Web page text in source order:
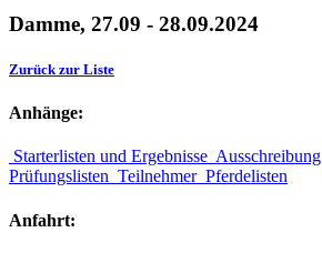
Damme, 27.09 - 28.09.2024
Zurück zur Liste
Anhänge:
Starterlisten und Ergebnisse Ausschreibung
Prüfungslisten Teilnehmer Pferdelisten
Anfahrt: